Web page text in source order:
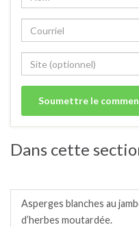
Dans cette
Asperges blanches au
d’herbes moutardée.